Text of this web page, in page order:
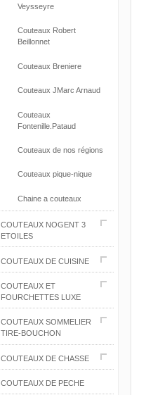
Veysseyre
Couteaux Robert
Beillonnet
Couteaux Breniere
Couteaux JMarc Arnaud
Couteaux
Fontenille.Pataud
Couteaux de nos régions
Couteaux pique-nique
Chaine a couteaux
COUTEAUX NOGENT 3
ETOILES
COUTEAUX DE CUISINE
COUTEAUX ET
FOURCHETTES LUXE
COUTEAUX SOMMELIER
TIRE-BOUCHON
COUTEAUX DE CHASSE
COUTEAUX DE PECHE